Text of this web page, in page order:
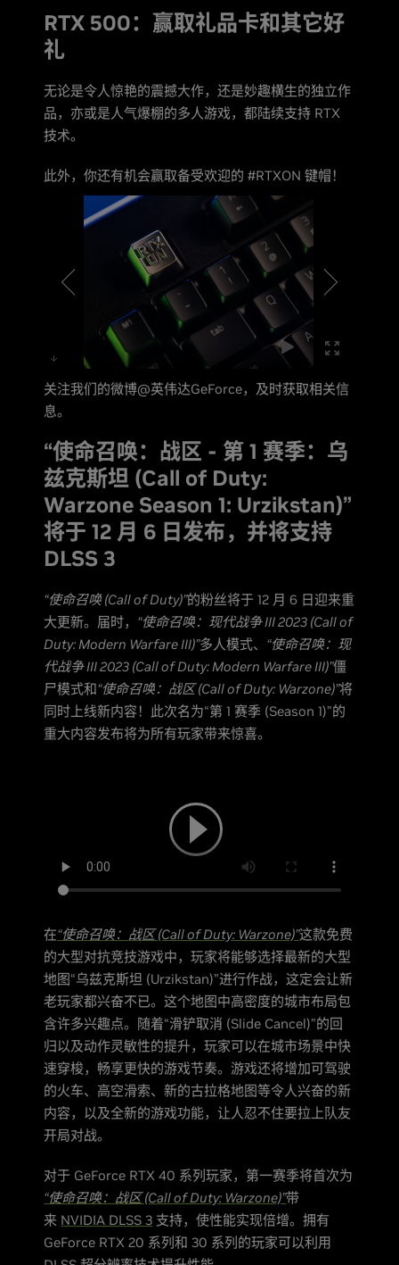
RTX 500：赢取礼品卡和其它好
礼
无论是令人惊艳的震撼大作，还是妙趣横生的独立作
品，亦或是人气爆棚的多人游戏，都陆续支持 RTX
技术。
此外，你还有机会赢取备受欢迎的 #RTXON 键帽！
关注我们的微博@英伟达GeForce，及时获取相关信
息。
“使命召唤：战区 - 第 1 赛季：乌
兹克斯坦 (Call of Duty:
Warzone Season 1: Urzikstan)”
将于 12 月 6 日发布，并将支持
DLSS 3
“使命召唤 (Call of Duty)”的粉丝将于 12 月 6 日迎来重
大更新。届时， “使命召唤：现代战争 III 2023 (Call of
Duty: Modern Warfare III)”多人模式、 “使命召唤：现
代战争 III 2023 (Call of Duty: Modern Warfare III)”僵
尸模式和“使命召唤：战区 (Call of Duty: Warzone)”将
同时上线新内容！此次名为“第 1 赛季 (Season 1)”的
重大内容发布将为所有玩家带来惊喜。
在“使命召唤：战区 (Call of Duty: Warzone)”这款免费
的大型对抗竞技游戏中，玩家将能够选择最新的大型
地图“乌兹克斯坦 (Urzikstan)”进行作战，这定会让新
老玩家都兴奋不已。这个地图中高密度的城市布局包
含许多兴趣点。随着“滑铲取消 (Slide Cancel)”的回
归以及动作灵敏性的提升，玩家可以在城市场景中快
速穿梭，畅享更快的游戏节奏。游戏还将增加可驾驶
的火车、高空滑索、新的古拉格地图等令人兴奋的新
内容，以及全新的游戏功能，让人忍不住要拉上队友
开局对战。
对于 GeForce RTX 40 系列玩家，第一赛季将首次为
“使命召唤：战区 (Call of Duty: Warzone)”带
来 NVIDIA DLSS 3 支持，使性能实现倍增。拥有
GeForce RTX 20 系列和 30 系列的玩家可以利用